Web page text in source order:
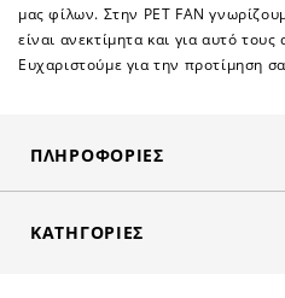
μας φίλων. Στην PET FAN
είναι ανεκτίμητα και για αυτό
Ευχαριστούμε για την προτίμηση
ΠΛΗΡΟΦΟΡΊΕΣ
ΚΑΤΗΓΟΡΊΕΣ